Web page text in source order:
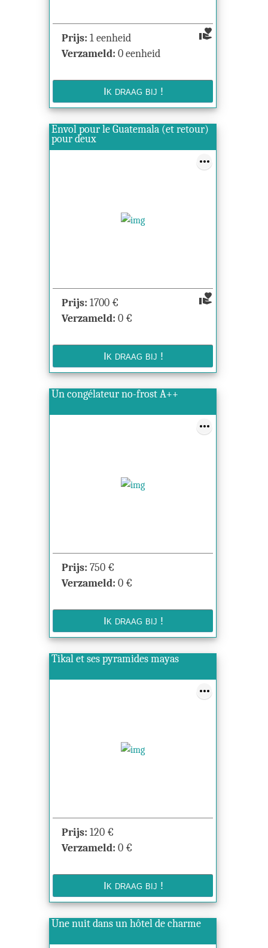
volunteer_activism
Prijs: 1 eenheid
Verzameld: 0 eenheid
Envol pour le Guatemala (et retour)
pour deux
volunteer_activism
Prijs: 1700 €
Verzameld: 0 €
Un congélateur no-frost A++
Prijs: 750 €
Verzameld: 0 €
Tikal et ses pyramides mayas
Prijs: 120 €
Verzameld: 0 €
Une nuit dans un hôtel de charme